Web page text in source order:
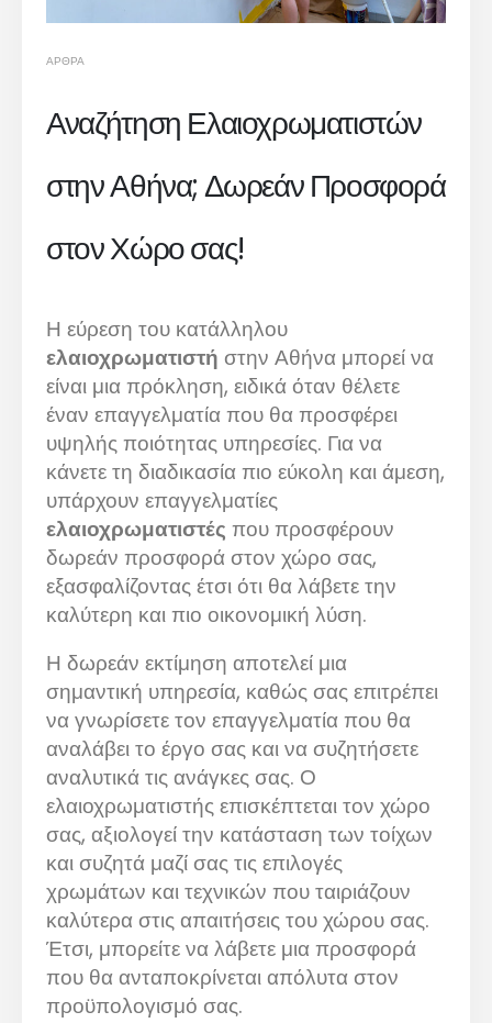
ΆΡΘΡΑ
Αναζήτηση Ελαιοχρωματιστών
στην Αθήνα; Δωρεάν Προσφορά
στον Χώρο σας!
Η εύρεση του κατάλληλου
ελαιοχρωματιστή στην Αθήνα μπορεί να
είναι μια πρόκληση, ειδικά όταν θέλετε
έναν επαγγελματία που θα προσφέρει
υψηλής ποιότητας υπηρεσίες. Για να
κάνετε τη διαδικασία πιο εύκολη και άμεση,
υπάρχουν επαγγελματίες
ελαιοχρωματιστές που προσφέρουν
δωρεάν προσφορά στον χώρο σας,
εξασφαλίζοντας έτσι ότι θα λάβετε την
καλύτερη και πιο οικονομική λύση.
Η δωρεάν εκτίμηση αποτελεί μια
σημαντική υπηρεσία, καθώς σας επιτρέπει
να γνωρίσετε τον επαγγελματία που θα
αναλάβει το έργο σας και να συζητήσετε
αναλυτικά τις ανάγκες σας. Ο
ελαιοχρωματιστής επισκέπτεται τον χώρο
σας, αξιολογεί την κατάσταση των τοίχων
και συζητά μαζί σας τις επιλογές
χρωμάτων και τεχνικών που ταιριάζουν
καλύτερα στις απαιτήσεις του χώρου σας.
Έτσι, μπορείτε να λάβετε μια προσφορά
που θα ανταποκρίνεται απόλυτα στον
προϋπολογισμό σας.